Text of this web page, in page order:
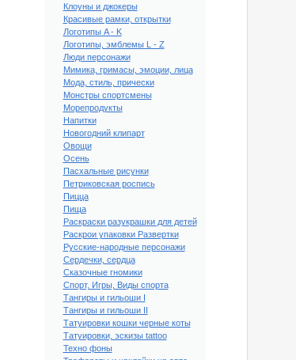
Клоуны и джокеры
Красивые рамки, открытки
Логотипы A - K
Логотипы, эмблемы L - Z
Люди персонажи
Мимика, гримасы, эмоции, лица
Мода, стиль, прически
Монстры спортсмены
Морепродукты
Напитки
Новогодний клипарт
Овощи
Осень
Пасхальные рисунки
Петриковская роспись
Пицца
Пища
Раскраски разукрашки для детей
Раскрои упаковки Развертки
Русские-народные персонажи
Сердечки, сердца
Сказочные гномики
Спорт, Игры, Виды спорта
Тангиры и гильоши I
Тангиры и гильоши II
Татуировки кошки черные коты
Татуировки, эскизы tattoo
Техно фоны